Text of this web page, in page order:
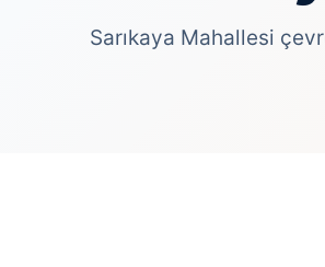
Sarıkaya Mahallesi